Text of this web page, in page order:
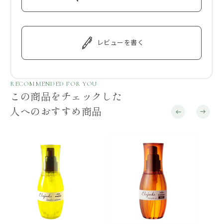
レビューを書く
RECOMMENDED FOR YOU
この商品をチェックした
人へのおすすめ商品